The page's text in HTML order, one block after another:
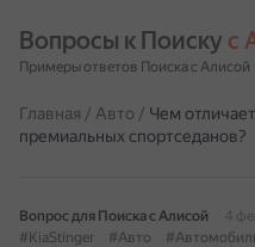
Вопросы к Поиску с
Примеры ответов Поиска с Алисой
Главная / Авто / Чем
премиальных спортседанов?
Вопрос для Поиска с Алисой
4
#KiaStinger
#Авто